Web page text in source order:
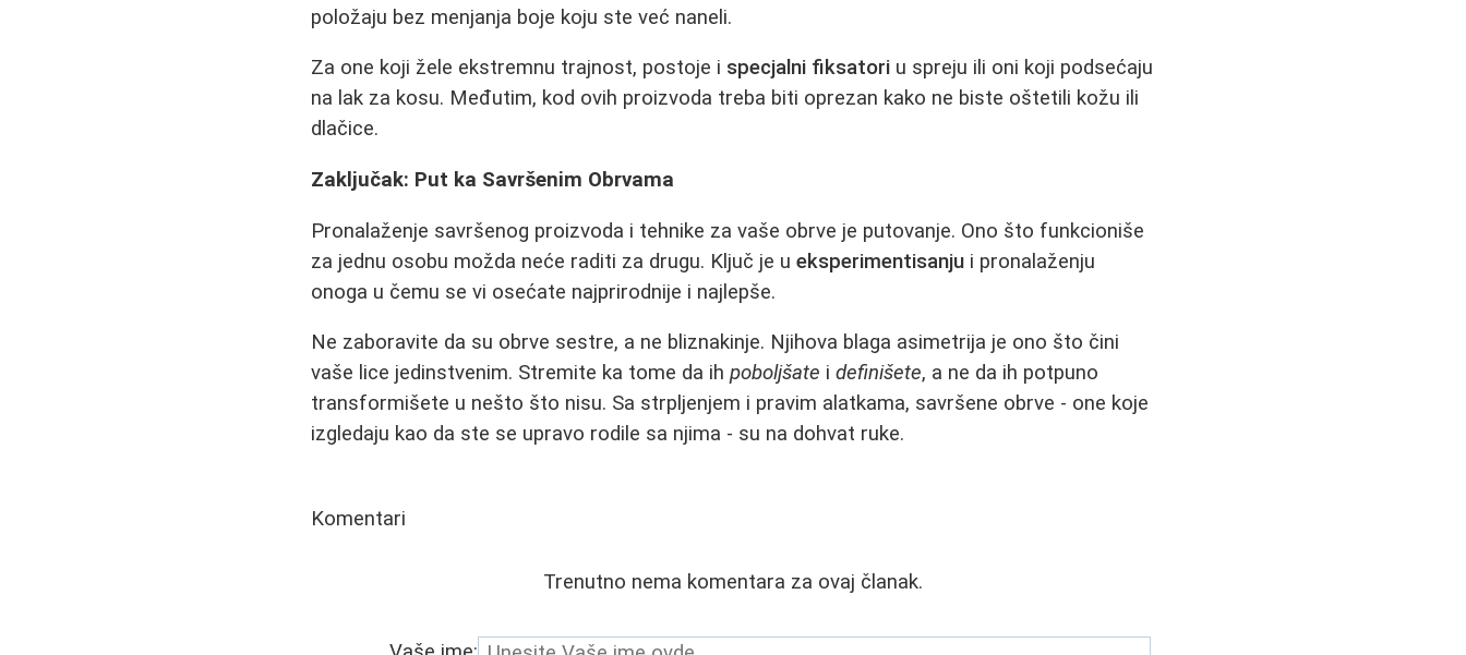
položaju bez menjanja boje koju ste već naneli.
Za one koji žele ekstremnu trajnost, postoje i specjalni fiksatori u spreju ili oni koji podsećaju
na lak za kosu. Međutim, kod ovih proizvoda treba biti oprezan kako ne biste oštetili kožu ili
dlačice.
Zaključak: Put ka Savršenim Obrvama
Pronalaženje savršenog proizvoda i tehnike za vaše obrve je putovanje. Ono što funkcioniše
za jednu osobu možda neće raditi za drugu. Ključ je ueksperimentisanju i pronalaženju
onoga u čemu se vi osećate najprirodnije i najlepše.
Ne zaboravite da su obrve sestre, a ne bliznakinje. Njihova blaga asimetrija je ono što čini
vaše lice jedinstvenim. Stremite ka tome da ihpoboljšate idefinišete, a ne da ih potpuno
transformišete u nešto što nisu. Sa strpljenjem i pravim alatkama, savršene obrve - one koje
izgledaju kao da ste se upravo rodile sa njima - su na dohvat ruke.
Komentari
Trenutno nema komentara za ovaj članak.